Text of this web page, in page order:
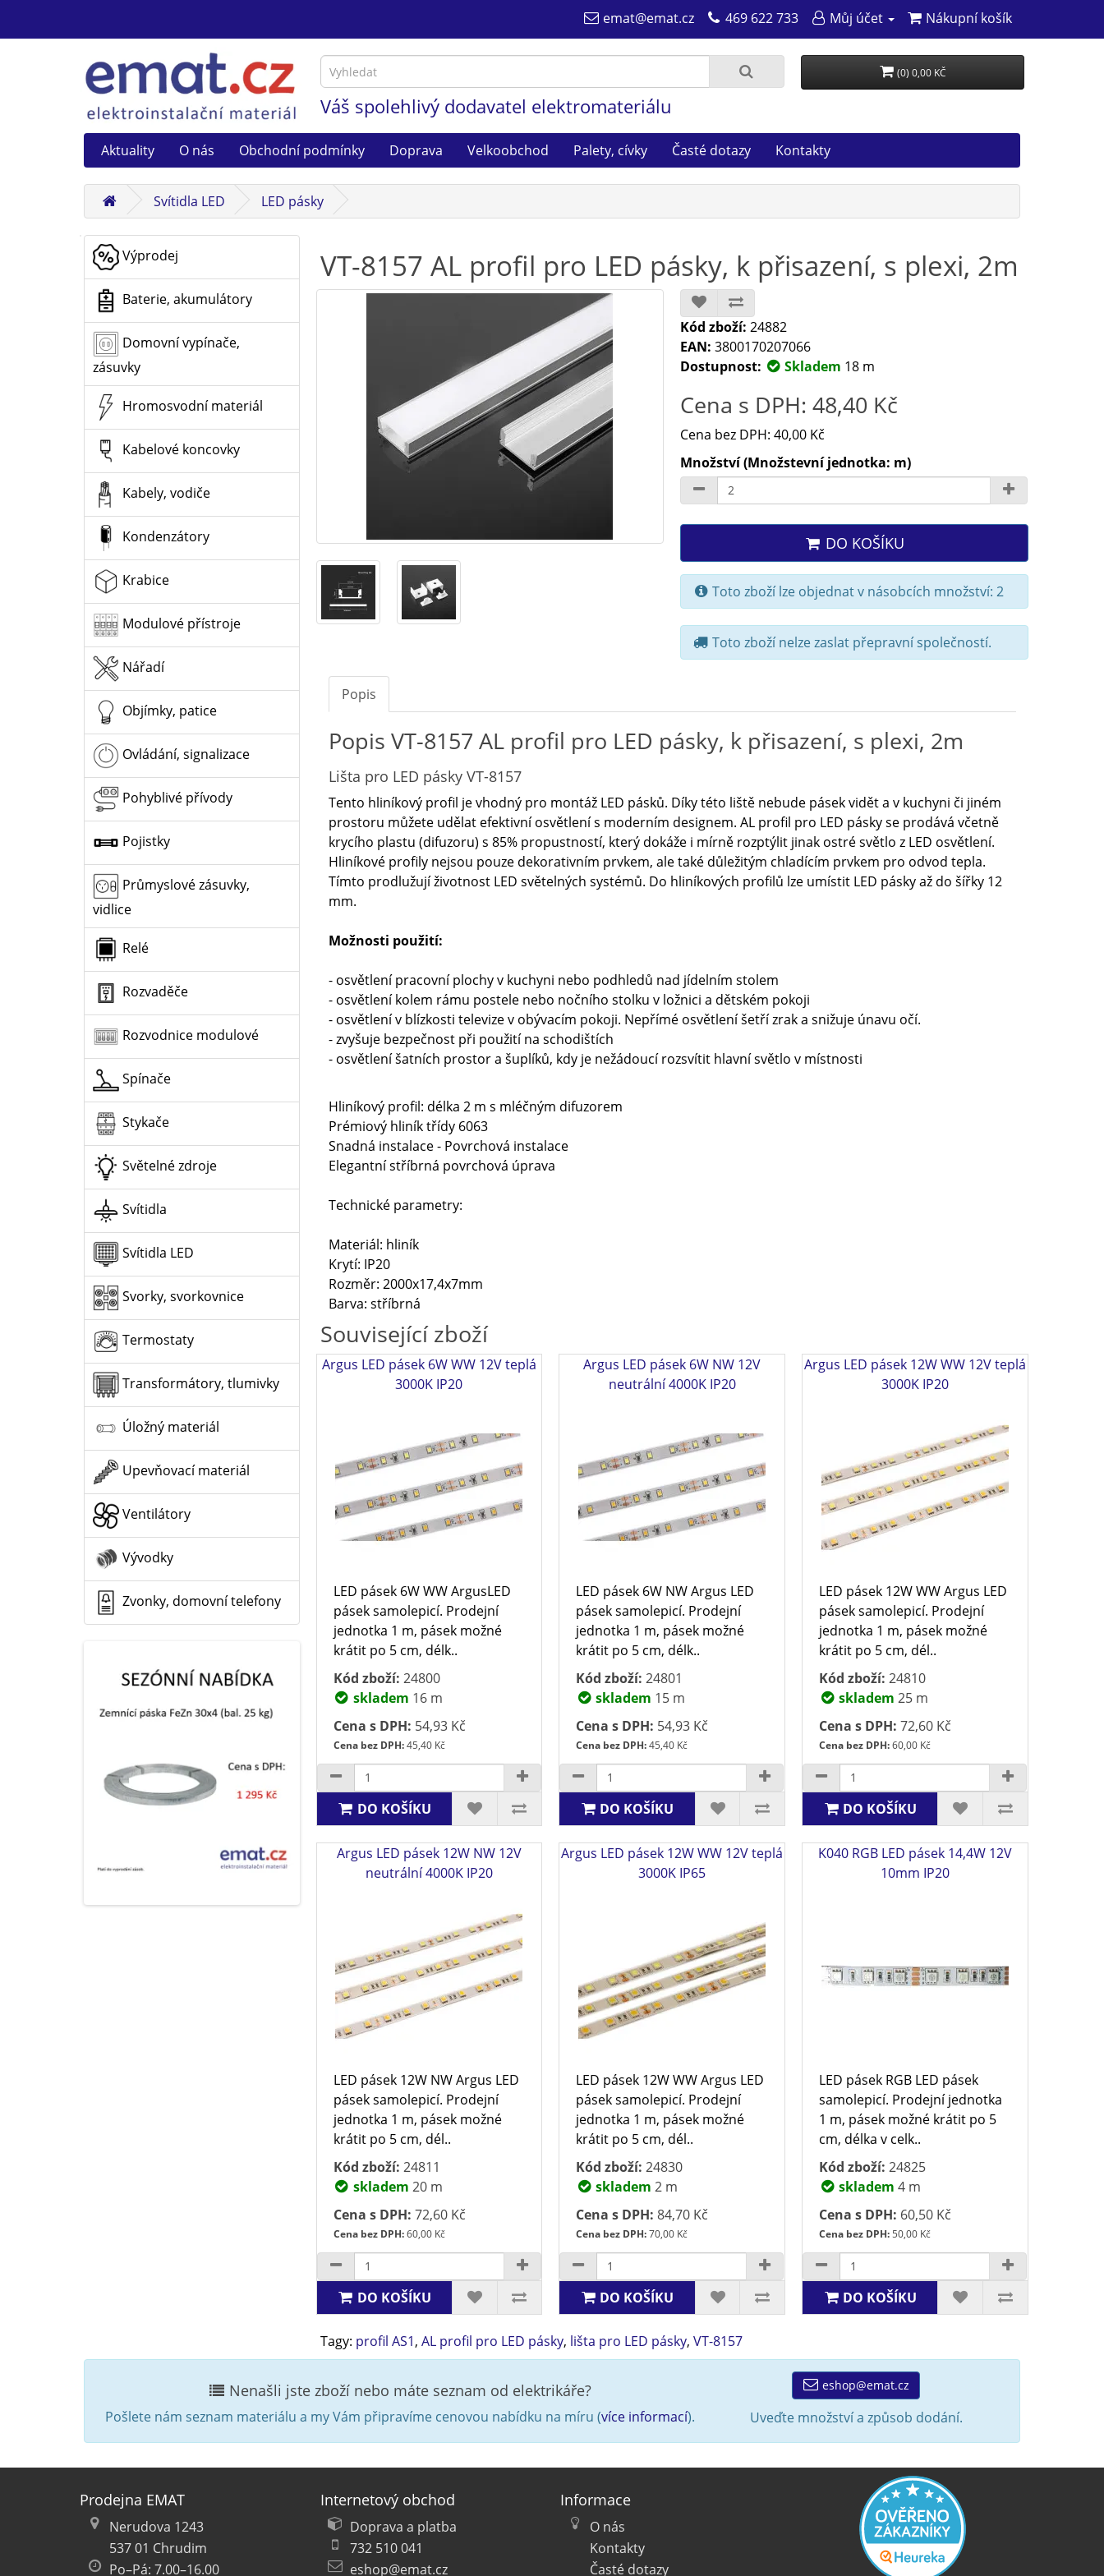
emat@emat.cz 469 622 733 Můj účet Nákupní košík
Váš spolehlivý dodavatel elektromateriálu
(0) 0,00 KČ
Aktuality O nás Obchodní podmínky Doprava Velkoobchod Palety, cívky Časté dotazy Kontakty
Svítidla LED LED pásky
Výprodej
Baterie, akumulátory
Domovní vypínače,
zásuvky
Hromosvodní materiál
Kabelové koncovky
Kabely, vodiče
Kondenzátory
Krabice
Modulové přístroje
Nářadí
Objímky, patice
Ovládání, signalizace
Pohyblivé přívody
Pojistky
Průmyslové zásuvky,
vidlice
Relé
Rozvaděče
Rozvodnice modulové
Spínače
Stykače
Světelné zdroje
Svítidla
Svítidla LED
Svorky, svorkovnice
Termostaty
Transformátory, tlumivky
Úložný materiál
Upevňovací materiál
Ventilátory
Vývodky
Zvonky, domovní telefony
VT-8157 AL profil pro LED pásky, k přisazení, s plexi, 2m
Kód zboží: 24882
EAN: 3800170207066
Dostupnost:
Skladem 18 m
Cena s DPH: 48,40 Kč
Cena bez DPH: 40,00 Kč
Množství (Množstevní jednotka: m)
DO KOŠÍKU
Toto zboží lze objednat v násobcích množství: 2
Toto zboží nelze zaslat přepravní společností.
Popis
Popis VT-8157 AL profil pro LED pásky, k přisazení, s plexi, 2m
Lišta pro LED pásky VT-8157
Tento hliníkový profil je vhodný pro montáž LED pásků. Díky této liště nebude pásek vidět a v kuchyni či jiném
prostoru můžete udělat efektivní osvětlení s moderním designem. AL profil pro LED pásky se prodává včetně
krycího plastu (difuzoru) s 85% propustností, který dokáže i mírně rozptýlit jinak ostré světlo z LED osvětlení.
Hliníkové profily nejsou pouze dekorativním prvkem, ale také důležitým chladícím prvkem pro odvod tepla.
Tímto prodlužují životnost LED světelných systémů. Do hliníkových profilů lze umístit LED pásky až do šířky 12
mm.
Možnosti použití:
- osvětlení pracovní plochy v kuchyni nebo podhledů nad jídelním stolem
- osvětlení kolem rámu postele nebo nočního stolku v ložnici a dětském pokoji
- osvětlení v blízkosti televize v obývacím pokoji. Nepřímé osvětlení šetří zrak a snižuje únavu očí.
- zvyšuje bezpečnost při použití na schodištích
- osvětlení šatních prostor a šuplíků, kdy je nežádoucí rozsvítit hlavní světlo v místnosti
Hliníkový profil: délka 2 m s mléčným difuzorem
Prémiový hliník třídy 6063
Snadná instalace - Povrchová instalace
Elegantní stříbrná povrchová úprava
Technické parametry:
Materiál: hliník
Krytí: IP20
Rozměr: 2000x17,4x7mm
Barva: stříbrná
Související zboží
Argus LED pásek 6W WW 12V teplá
3000K IP20
LED pásek 6W WW ArgusLED
pásek samolepicí. Prodejní
jednotka 1 m, pásek možné
krátit po 5 cm, délk..
Kód zboží: 24800
skladem 16 m
Cena s DPH: 54,93 Kč
Cena bez DPH:45,40 Kč
DO KOŠÍKU
Argus LED pásek 6W NW 12V
neutrální 4000K IP20
LED pásek 6W NW Argus LED
pásek samolepicí. Prodejní
jednotka 1 m, pásek možné
krátit po 5 cm, délk..
Kód zboží: 24801
skladem 15 m
Cena s DPH: 54,93 Kč
Cena bez DPH:45,40 Kč
DO KOŠÍKU
Argus LED pásek 12W WW 12V teplá
3000K IP20
LED pásek 12W WW Argus LED
pásek samolepicí. Prodejní
jednotka 1 m, pásek možné
krátit po 5 cm, dél..
Kód zboží: 24810
skladem 25 m
Cena s DPH: 72,60 Kč
Cena bez DPH:60,00 Kč
DO KOŠÍKU
Argus LED pásek 12W NW 12V
neutrální 4000K IP20
LED pásek 12W NW Argus LED
pásek samolepicí. Prodejní
jednotka 1 m, pásek možné
krátit po 5 cm, dél..
Kód zboží: 24811
skladem 20 m
Cena s DPH: 72,60 Kč
Cena bez DPH:60,00 Kč
DO KOŠÍKU
Argus LED pásek 12W WW 12V teplá
3000K IP65
LED pásek 12W WW Argus LED
pásek samolepicí. Prodejní
jednotka 1 m, pásek možné
krátit po 5 cm, dél..
Kód zboží: 24830
skladem 2 m
Cena s DPH: 84,70 Kč
Cena bez DPH:70,00 Kč
DO KOŠÍKU
K040 RGB LED pásek 14,4W 12V
10mm IP20
LED pásek RGB LED pásek
samolepicí. Prodejní jednotka
1 m, pásek možné krátit po 5
cm, délka v celk..
Kód zboží: 24825
skladem 4 m
Cena s DPH: 60,50 Kč
Cena bez DPH:50,00 Kč
DO KOŠÍKU
Tagy: profil AS1, AL profil pro LED pásky, lišta pro LED pásky, VT-8157
Nenašli jste zboží nebo máte seznam od elektrikáře?
Pošlete nám seznam materiálu a my Vám připravíme cenovou nabídku na míru (více informací).
eshop@emat.cz
Uveďte množství a způsob dodání.
Prodejna EMAT
Nerudova 1243
537 01 Chrudim
Po–Pá: 7.00–16.00
Internetový obchod
Doprava a platba
732 510 041
eshop@emat.cz
Informace
O nás
Kontakty
Časté dotazy